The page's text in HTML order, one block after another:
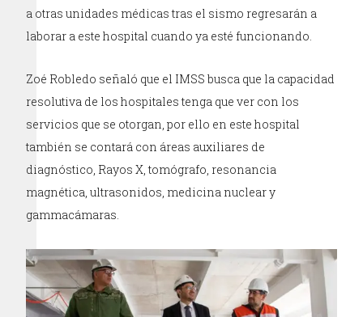
a otras unidades médicas tras el sismo regresarán a
laborar a este hospital cuando ya esté funcionando.
Zoé Robledo señaló que el IMSS busca que la capacidad
resolutiva de los hospitales tenga que ver con los
servicios que se otorgan, por ello en este hospital
también se contará con áreas auxiliares de
diagnóstico, Rayos X, tomógrafo, resonancia
magnética, ultrasonidos, medicina nuclear y
gammacámaras.